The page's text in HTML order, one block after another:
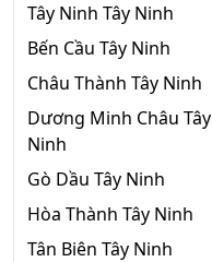
Tây Ninh Tây Ninh
Bến Cầu Tây Ninh
Châu Thành Tây Ninh
Dương Minh Châu Tây
Ninh
Gò Dầu Tây Ninh
Hòa Thành Tây Ninh
Tân Biên Tây Ninh